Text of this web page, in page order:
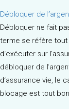
Débloquer de
Débloquer ne fait
terme se réfère tout
d’exécuter sur
débloquer de
d’assurance vie, le
blocage est tout